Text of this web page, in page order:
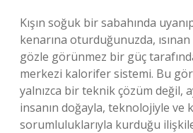
Kışın soğuk bir sabahında
kenarına oturduğunuzda,
gözle görünmez bir güç
merkezi kalorifer sistemi. Bu
yalnızca bir teknik çözüm değil,
insanın doğayla, teknolojiyle ve
sorumluluklarıyla kurduğu